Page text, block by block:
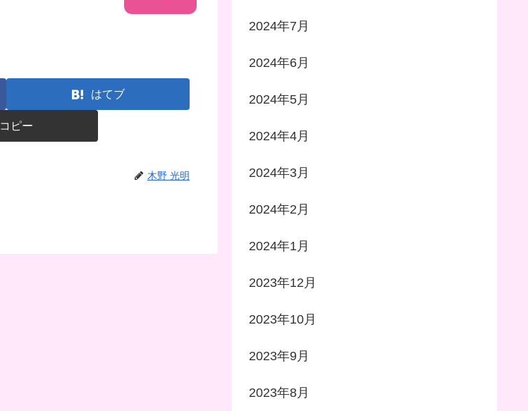
はてブ
コピー
木野 光明
2024年7月
2024年6月
2024年5月
2024年4月
2024年3月
2024年2月
2024年1月
2023年12月
2023年10月
2023年9月
2023年8月